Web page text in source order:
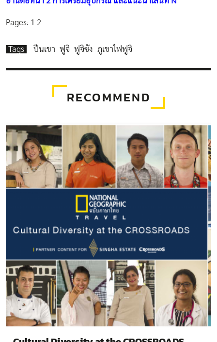
Pages: 1 2
Tags ปีนเขา ฟูจิ ฟูจิซัง ภูเขาไฟฟูจิ
RECOMMEND